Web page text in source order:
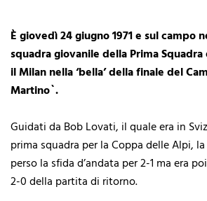
È giovedì 24 giugno 1971 e sul campo
squadra giovanile della Prima
il Milan nella ‘bella’ della finale del
Martino`.
Guidati da Bob Lovati, il quale era in
prima squadra per la Coppa delle Alpi,
perso la sfida d’andata per 2-1 ma era
2-0 della partita di ritorno.